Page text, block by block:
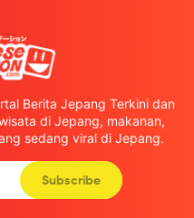
Berita Jepang Terkini dan
di Jepang, makanan,
sedang viral di Jepang.
Subscribe